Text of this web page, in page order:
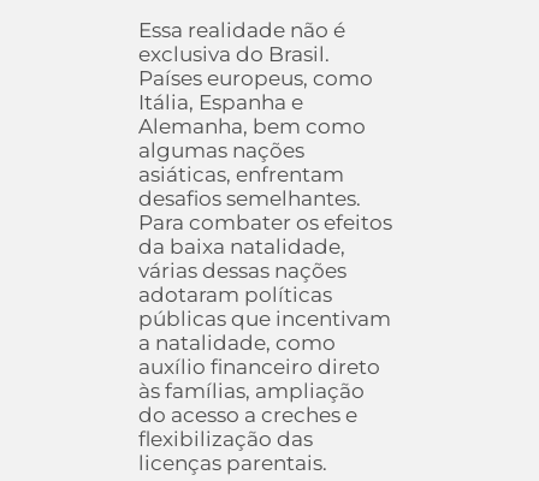
Essa realidade não é
exclusiva do Brasil.
Países europeus, como
Itália, Espanha e
Alemanha, bem como
algumas nações
asiáticas, enfrentam
desafios semelhantes.
Para combater os efeitos
da baixa natalidade,
várias dessas nações
adotaram políticas
públicas que incentivam
a natalidade, como
auxílio financeiro direto
às famílias, ampliação
do acesso a creches e
flexibilização das
licenças parentais.